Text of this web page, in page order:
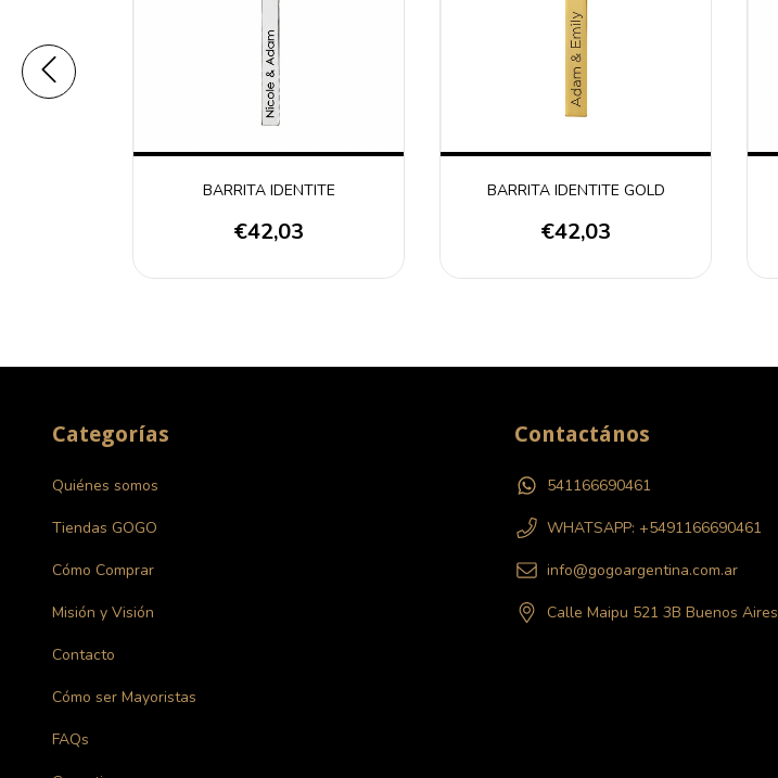
BARRITA IDENTITE
€42,03
BARRITA IDENTITE GOLD
€42,03
Categorías
Quiénes somos
Tiendas GOGO
Cómo Comprar
Misión y Visión
Contacto
Cómo ser Mayoristas
FAQs
Contactános
541166690461
WHATSAPP: +5491166690461
info@gogoargentina.com.ar
Calle Maipu 521 3B Buenos Aires